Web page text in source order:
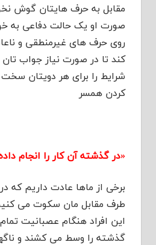
مقابل به حرف هایتان گوش
صورت او یک حالت دفاعی به
روی حرف های غیرمنطقی و
کند تا در صورت نیاز جواب
شرایط را برای هر دویتان
کردن همسر
«در گذشته آن کار را انجام
برخی از ماها عادت داریم که
طرف مقابل مان سکوت می
این افراد هنگام عصبانیت
گذشته را وسط می کشند و